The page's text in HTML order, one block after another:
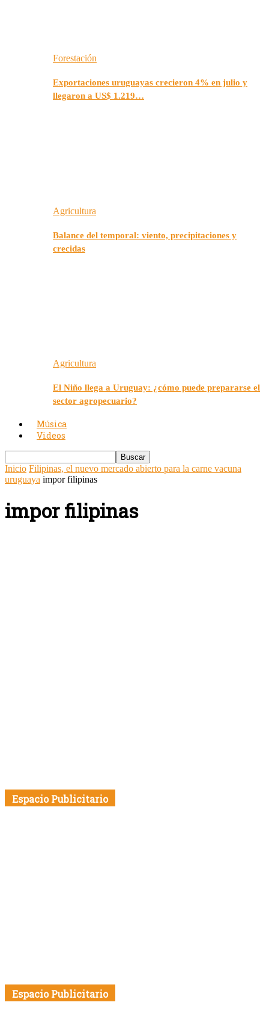
Forestación
Exportaciones uruguayas crecieron 4% en julio y
llegaron a US$ 1.219…
Agricultura
Balance del temporal: viento, precipitaciones y
crecidas
Agricultura
El Niño llega a Uruguay: ¿cómo puede prepararse el
sector agropecuario?
Música
Videos
Inicio Filipinas, el nuevo mercado abierto para la carne vacuna
uruguaya impor filipinas
impor filipinas
Espacio Publicitario
Espacio Publicitario